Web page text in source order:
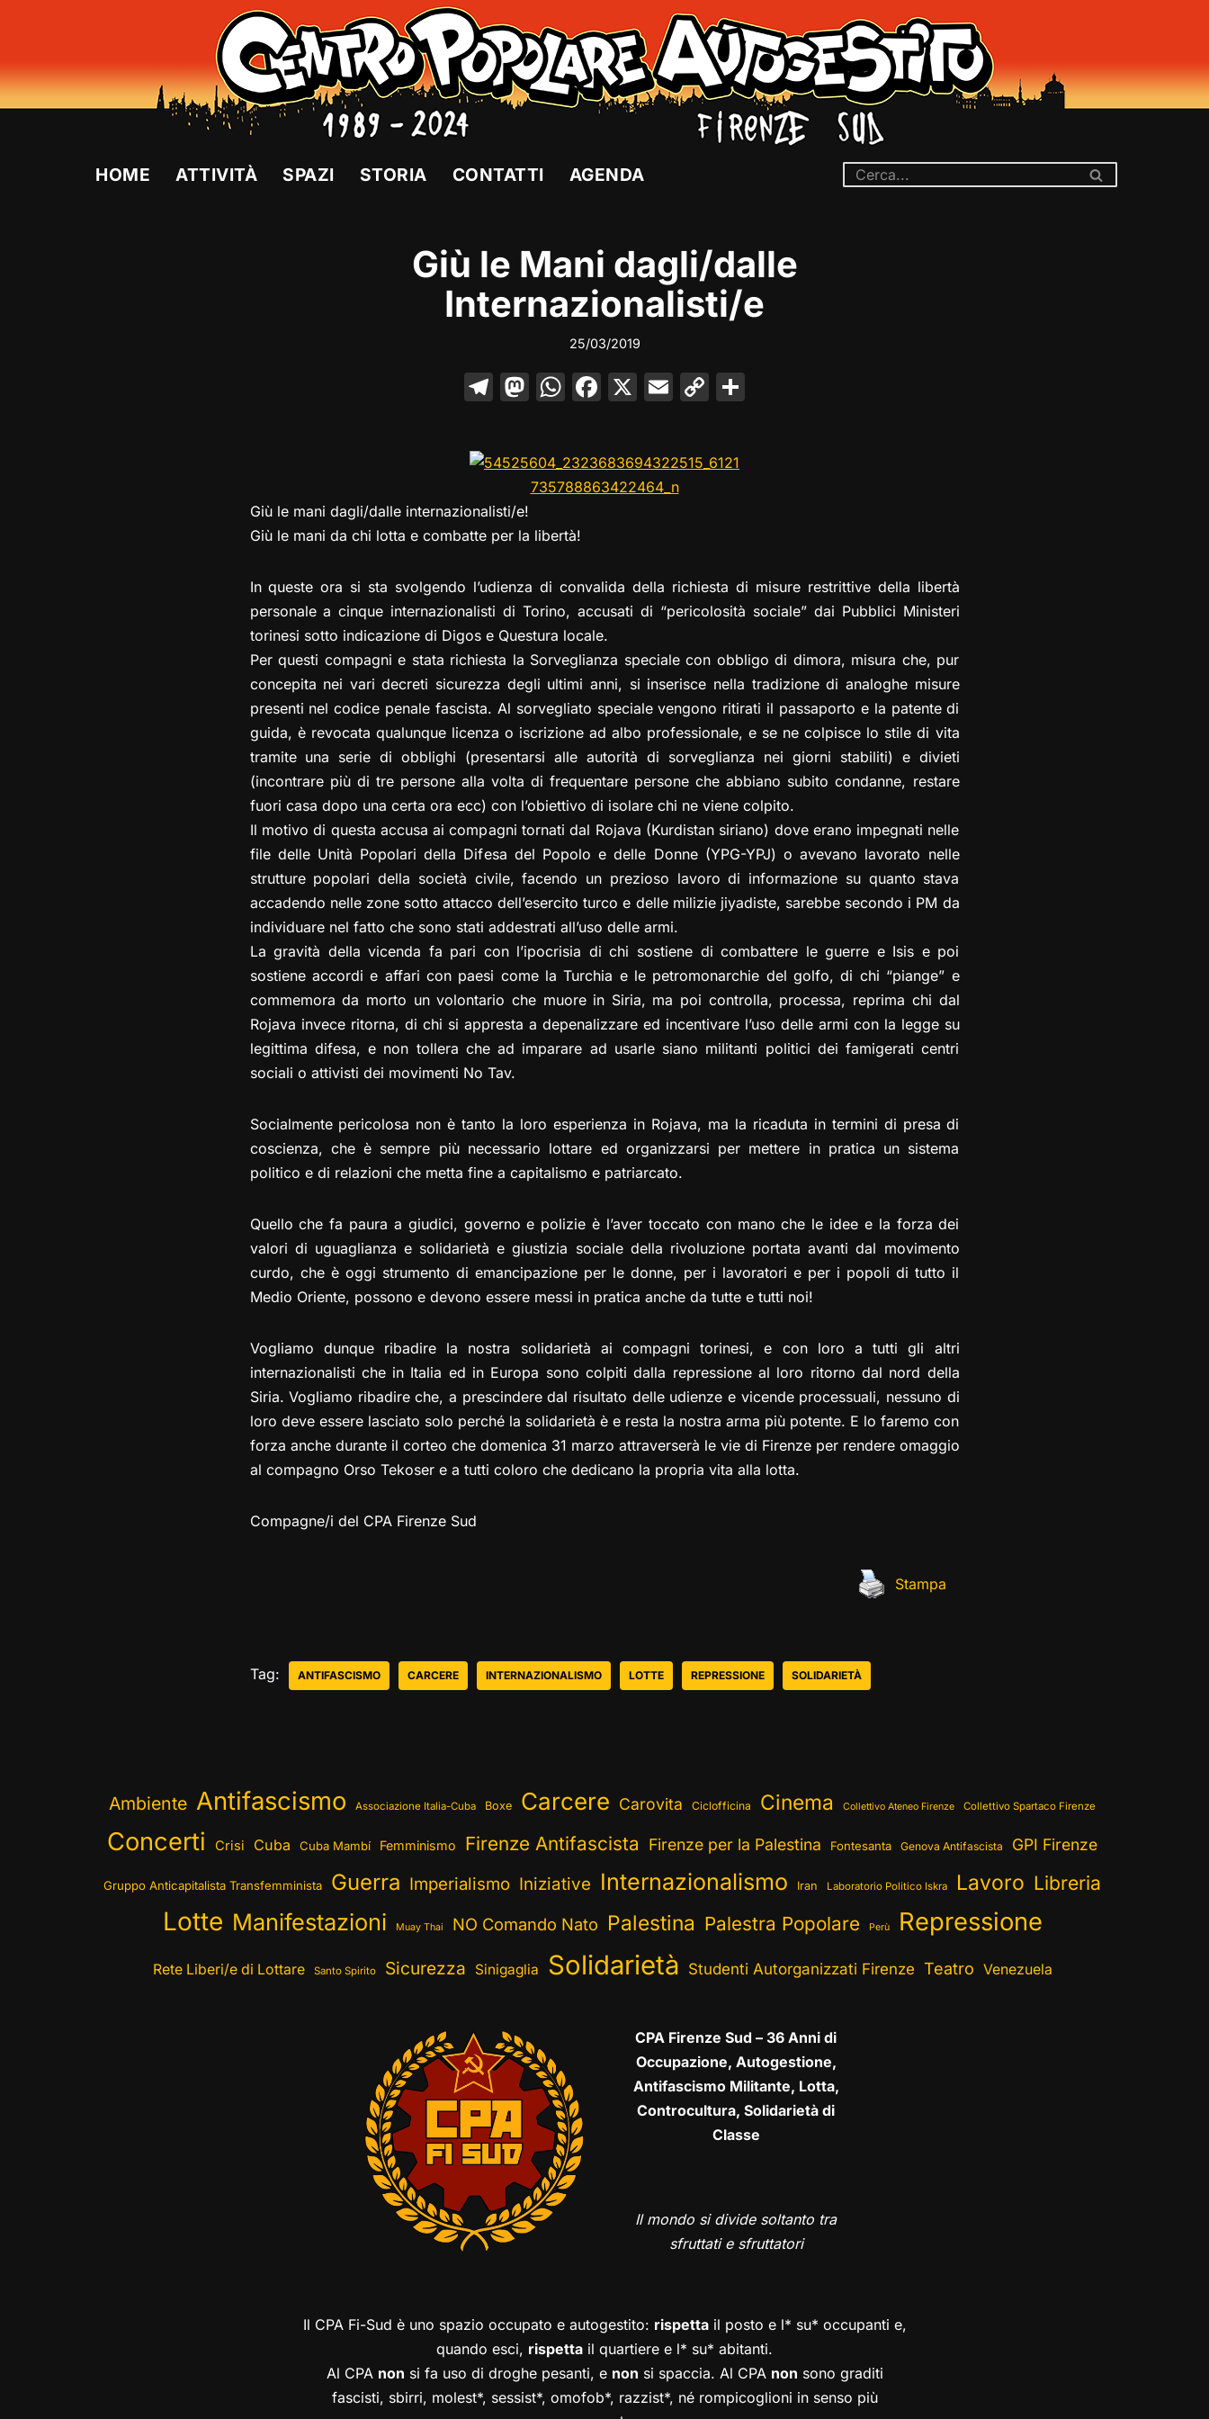
al
HOME ATTIVITÀ SPAZI STORIA CONTATTI AGENDA
Giù le Mani dagli/dalle
Internazionalisti/e
25/03/2019
T
gr
a
m
M
o
d
o
W
s
A
p
F
e
b
k
X E
l
C
y
Giù le mani dagli/dalle internazionalisti/e!
Giù le mani da chi lotta e combatte per la libertà!
In queste ora si sta svolgendo l’udienza di convalida della richiesta di misure restrittive della libertà
personale a cinque internazionalisti di Torino, accusati di “pericolosità sociale” dai Pubblici Ministeri
torinesi sotto indicazione di Digos e Questura locale.
Per questi compagni e stata richiesta la Sorveglianza speciale con obbligo di dimora, misura che, pur
concepita nei vari decreti sicurezza degli ultimi anni, si inserisce nella tradizione di analoghe misure
presenti nel codice penale fascista. Al sorvegliato speciale vengono ritirati il passaporto e la patente di
guida, è revocata qualunque licenza o iscrizione ad albo professionale, e se ne colpisce lo stile di vita
tramite una serie di obblighi (presentarsi alle autorità di sorveglianza nei giorni stabiliti) e divieti
(incontrare più di tre persone alla volta di frequentare persone che abbiano subito condanne, restare
fuori casa dopo una certa ora ecc) con l’obiettivo di isolare chi ne viene colpito.
Il motivo di questa accusa ai compagni tornati dal Rojava (Kurdistan siriano) dove erano impegnati nelle
file delle Unità Popolari della Difesa del Popolo e delle Donne (YPG-YPJ) o avevano lavorato nelle
strutture popolari della società civile, facendo un prezioso lavoro di informazione su quanto stava
accadendo nelle zone sotto attacco dell’esercito turco e delle milizie jiyadiste, sarebbe secondo i PM da
individuare nel fatto che sono stati addestrati all’uso delle armi.
La gravità della vicenda fa pari con l’ipocrisia di chi sostiene di combattere le guerre e Isis e poi
sostiene accordi e affari con paesi come la Turchia e le petromonarchie del golfo, di chi “piange” e
commemora da morto un volontario che muore in Siria, ma poi controlla, processa, reprima chi dal
Rojava invece ritorna, di chi si appresta a depenalizzare ed incentivare l’uso delle armi con la legge su
legittima difesa, e non tollera che ad imparare ad usarle siano militanti politici dei famigerati centri
sociali o attivisti dei movimenti No Tav.
Socialmente pericolosa non è tanto la loro esperienza in Rojava, ma la ricaduta in termini di presa di
coscienza, che è sempre più necessario lottare ed organizzarsi per mettere in pratica un sistema
politico e di relazioni che metta fine a capitalismo e patriarcato.
Quello che fa paura a giudici, governo e polizie è l’aver toccato con mano che le idee e la forza dei
valori di uguaglianza e solidarietà e giustizia sociale della rivoluzione portata avanti dal movimento
curdo, che è oggi strumento di emancipazione per le donne, per i lavoratori e per i popoli di tutto il
Medio Oriente, possono e devono essere messi in pratica anche da tutte e tutti noi!
Vogliamo dunque ribadire la nostra solidarietà ai compagni torinesi, e con loro a tutti gli altri
internazionalisti che in Italia ed in Europa sono colpiti dalla repressione al loro ritorno dal nord della
Siria. Vogliamo ribadire che, a prescindere dal risultato delle udienze e vicende processuali, nessuno di
loro deve essere lasciato solo perché la solidarietà è e resta la nostra arma più potente. E lo faremo con
forza anche durante il corteo che domenica 31 marzo attraverserà le vie di Firenze per rendere omaggio
al compagno Orso Tekoser e a tutti coloro che dedicano la propria vita alla lotta.
Compagne/i del CPA Firenze Sud
Stampa
Tag: ANTIFASCISMO CARCERE INTERNAZIONALISMO LOTTE REPRESSIONE SOLIDARIETÀ
Ambiente Antifascismo Associazione Italia-Cuba Boxe Carcere Carovita Ciclofficina Cinema Collettivo Ateneo Firenze Collettivo Spartaco Firenze
Concerti Crisi Cuba Cuba Mambí Femminismo Firenze Antifascista Firenze per la Palestina Fontesanta Genova Antifascista GPI Firenze
Gruppo Anticapitalista Transfemminista Guerra Imperialismo Iniziative Internazionalismo Iran Laboratorio Politico Iskra Lavoro Libreria
Lotte Manifestazioni Muay Thai NO Comando Nato Palestina Palestra Popolare Perù Repressione
Rete Liberi/e di Lottare Santo Spirito Sicurezza Sinigaglia Solidarietà Studenti Autorganizzati Firenze Teatro Venezuela
CPA Firenze Sud – 36 Anni di
Occupazione, Autogestione,
Antifascismo Militante, Lotta,
Controcultura, Solidarietà di
Classe
Il mondo si divide soltanto tra
sfruttati e sfruttatori
Il CPA Fi-Sud è uno spazio occupato e autogestito: rispettail posto e l* su* occupanti e,
quando esci, rispetta il quartiere e l* su* abitanti.
Al CPA non si fa uso di droghe pesanti, e non si spaccia. Al CPA non sono graditi
fascisti, sbirri, molest*, sessist*, omofob*, razzist*, né rompicoglioni in senso più